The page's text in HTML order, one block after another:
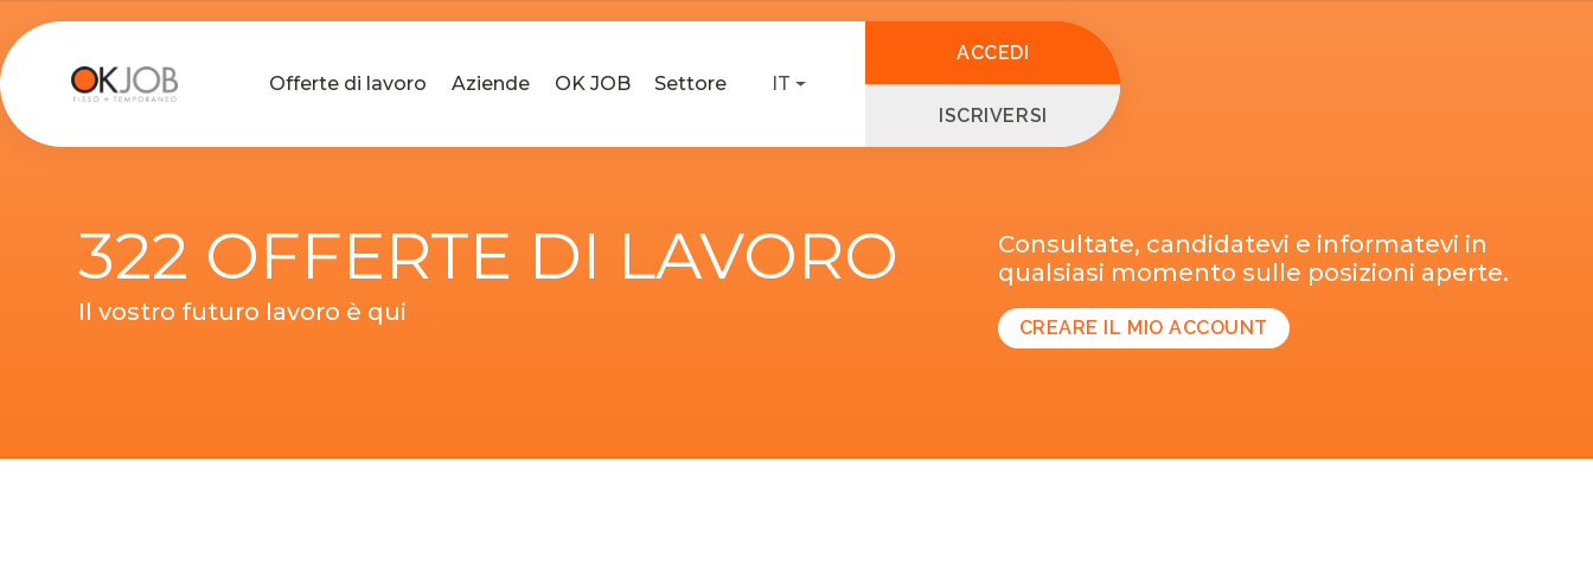
Offerte di lavoro Aziende OK JOB Settore IT
ACCEDI
ISCRIVERSI
322 OFFERTE DI LAVORO
Il vostro futuro lavoro è qui
Consultate, candidatevi e informatevi in
qualsiasi momento sulle posizioni aperte.
CREARE IL MIO ACCOUNT